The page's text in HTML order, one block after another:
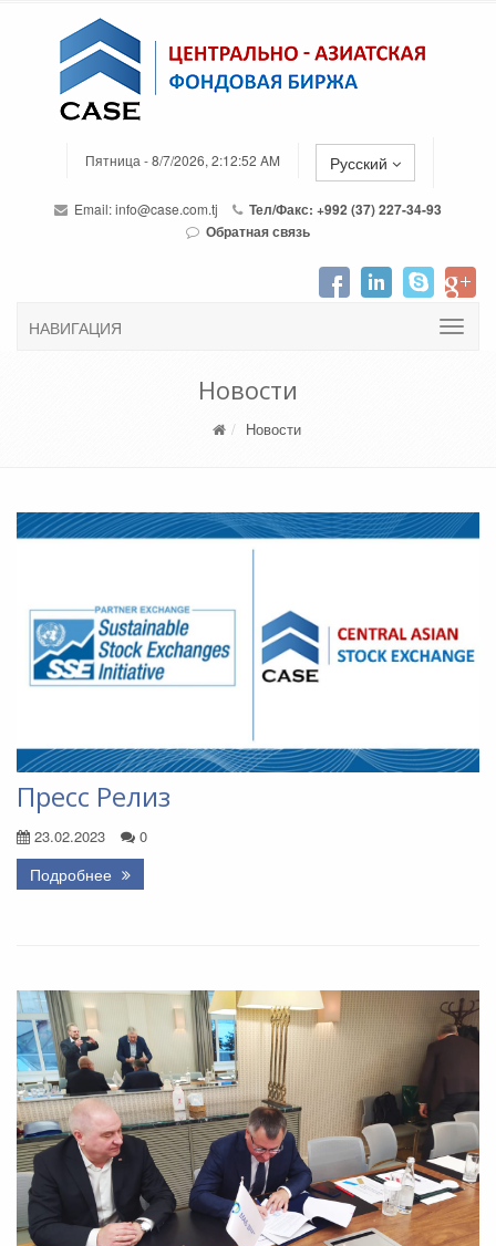
Пятница - 8/7/2026, 2:12:52 AM Русский
Email:info@case.com.tj
Тел/Факс: +992 (37) 227-34-93
Обратная связь
НАВИГАЦИЯ
Новости
Новости
Пресс Релиз
23.02.2023 0
Подробнее